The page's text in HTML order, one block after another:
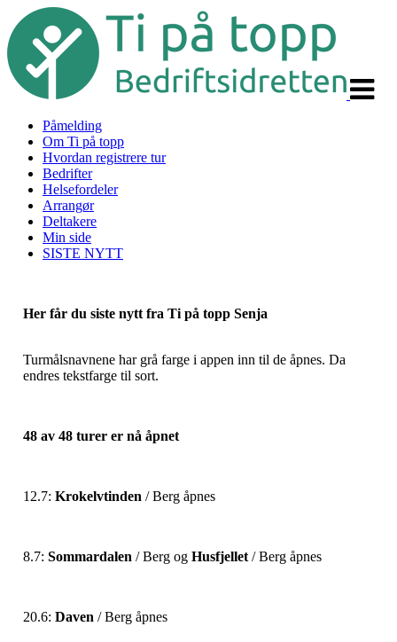
Påmelding
Om Ti på topp
Hvordan registrere tur
Bedrifter
Helsefordeler
Arrangør
Deltakere
Min side
SISTE NYTT
Her får du siste nytt fra Ti på topp Senja
Turmålsnavnene har grå farge i appen inn til de åpnes. Da
endres tekstfarge til sort.
48 av 48 turer er nå åpnet
12.7: Krokelvtinden / Berg åpnes
8.7: Sommardalen / Berg og Husfjellet / Berg åpnes
20.6: Daven / Berg åpnes